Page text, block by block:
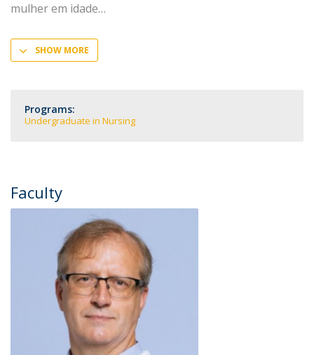
mulher em idade
SHOW MORE
Programs:
Undergraduate in Nursing
Faculty